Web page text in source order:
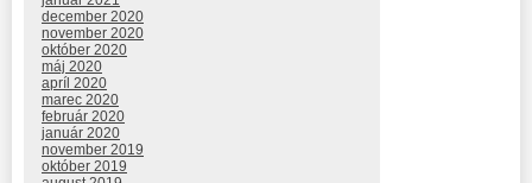
december 2020
november 2020
október 2020
máj 2020
apríl 2020
marec 2020
február 2020
január 2020
november 2019
október 2019